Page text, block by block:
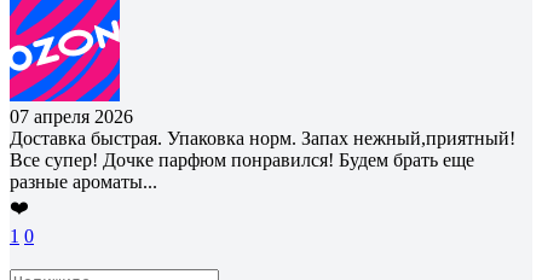
07 апреля 2026
Доставка быстрая. Упаковка норм. Запах нежный,приятный!
Все супер! Дочке парфюм понравился! Будем брать еще
разные ароматы...
❤️
1 0